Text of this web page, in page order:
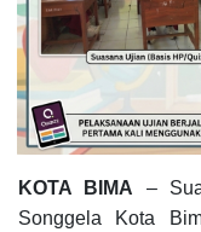
KOTA BIMA –
Songgela Kota